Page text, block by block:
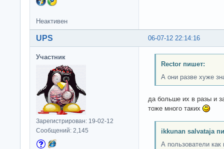
Неактивен
06-07-12 22:14:16
UPS
Участник
Зарегистрирован: 19-02-12
Сообщений: 2,145
Rector пишет:
А они разве хуже
да больше их в разы и
тоже много таких
ikkunan salvataja
А пользователи как